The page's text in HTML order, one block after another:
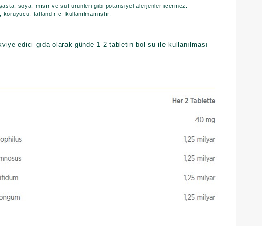
soya, mısır ve süt ürünleri gibi potansiyel alerjenler içermez.
tatlandırıcı kullanılmamıştır.
edici gıda olarak günde 1-2 tabletin bol su ile kullanılması